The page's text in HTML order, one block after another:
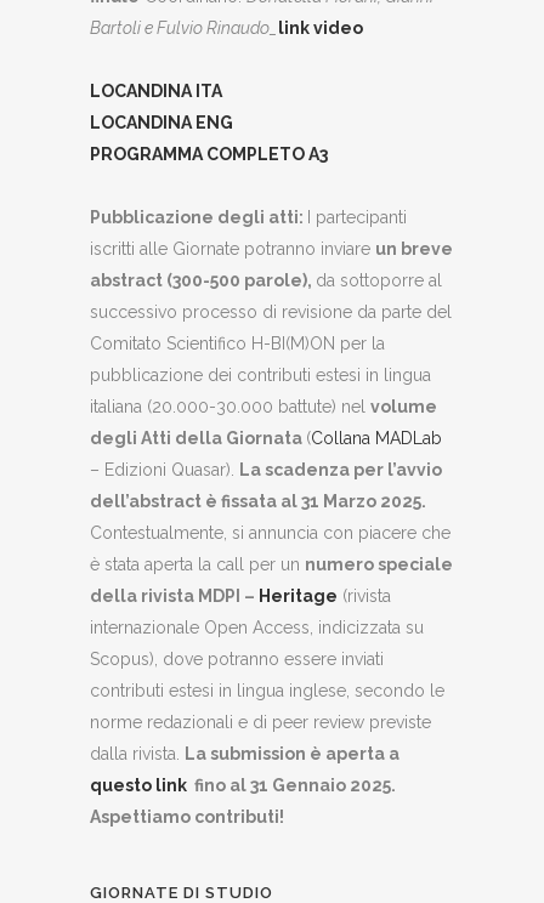
Bartoli e Fulvio Rinaudo_
link video
LOCANDINA ITA
LOCANDINA ENG
PROGRAMMA COMPLETO A3
Pubblicazione degli atti:
I partecipanti
iscritti alle Giornate potranno inviare un breve
abstract (300-500 parole), da sottoporre al
successivo processo di revisione da parte del
Comitato Scientifico H-BI(M)ON per la
pubblicazione dei contributi estesi in lingua
italiana (20.000-30.000 battute) nel volume
degli Atti della Giornata (Collana MADLab
– Edizioni Quasar).
La scadenza per l’avvio
dell’abstract è fissata al 31 Marzo 2025.
Contestualmente, si annuncia con piacere che
è stata aperta la call per un numero speciale
della rivista MDPI – Heritage (rivista
internazionale Open Access, indicizzata su
Scopus), dove potranno essere inviati
contributi estesi in lingua inglese, secondo le
norme redazionali e di peer review previste
dalla rivista.
La submission è aperta a
questo link fino al 31 Gennaio 2025.
Aspettiamo contributi!
GIORNATE DI STUDIO